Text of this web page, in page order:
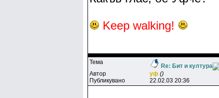
Keep walking!
Тема
Re: Бит и култура
Автор
yф ()
Публикувано
22.02.03 20:36